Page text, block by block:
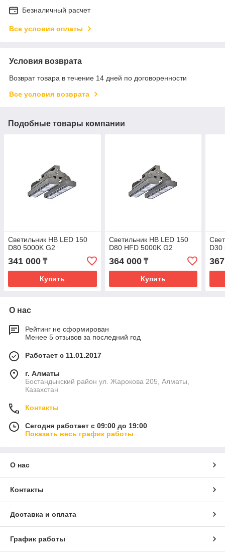
Безналичный расчет
Все условия оплаты
Условия возврата
Возврат товара в течение 14 дней по договоренности
Все условия возврата
Подобные товары компании
Светильник HB LED 150
D80 5000K G2
341 000 ₸
Купить
Светильник HB LED 150
D80 HFD 5000K G2
364 000₸
Купить
D30
О нас
Рейтинг не сформирован
Менее 5 отзывов за последний год
Работает с 11.01.2017
г. Алматы
Бостандыкский район ул. Жарокова 205, Алматы,
Казахстан
Контакты
Сегодня работает с 09:00 до 19:00
Показать весь график работы
О нас
Контакты
Доставка и оплата
График работы